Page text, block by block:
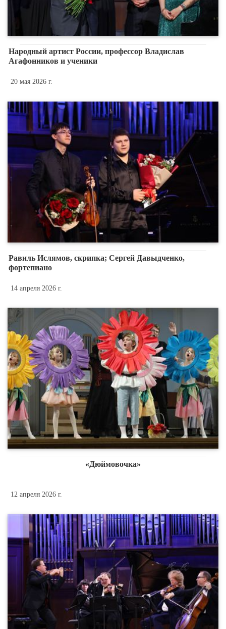
Народный артист России, профессор Владислав
Агафонников и ученики
20 мая 2026 г.
Равиль Ислямов, скрипка; Сергей Давыдченко,
фортепиано
14 апреля 2026 г.
«Дюймовочка»
12 апреля 2026 г.